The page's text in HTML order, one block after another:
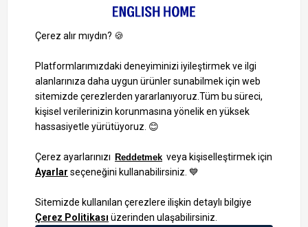
Ayrıcalıklardan yararlanmak için uygulamamızı indirin.
1000 TL ve Üzeri Alışverişlerinizde Kargo Bedava!
Bilgi Toplum Hizmetleri
KVKK Veri İşleme Politikamız